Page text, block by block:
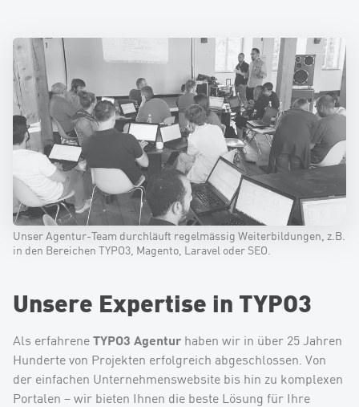
Unser Agentur-Team durchläuft regelmässig Weiterbildungen, z.B.
in den Bereichen TYPO3, Magento, Laravel oder SEO.
Unsere Expertise in TYPO3
Als erfahrene TYPO3 Agentur haben wir in über 25 Jahren
Hunderte von Projekten erfolgreich abgeschlossen. Von
der einfachen Unternehmenswebsite bis hin zu komplexen
Portalen – wir bieten Ihnen die beste Lösung für Ihre